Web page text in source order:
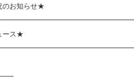
のお知らせ★
ース★